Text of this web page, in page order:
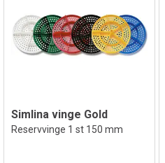
Simlina vinge Gold
Reservvinge 1 st 150 mm